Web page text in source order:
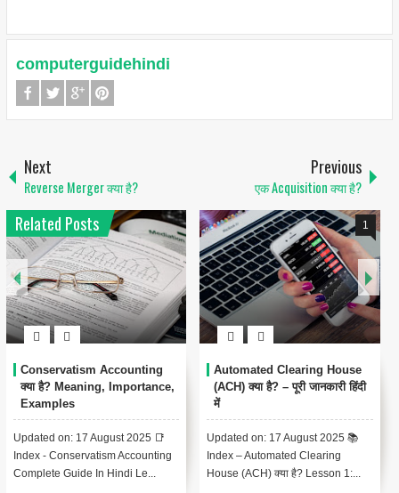
computerguidehindi
Next
Reverse Merger क्या है?
Previous
एक Acquisition क्या है?
Related Posts
Conservatism Accounting
क्या है? Meaning, Importance,
Examples
Updated on: 17 August 2025 📑
Index - Conservatism Accounting
Complete Guide In Hindi Le...
1
Automated Clearing House
(ACH) क्या है? – पूरी जानकारी हिंदी
में
Updated on: 17 August 2025 📚
Index – Automated Clearing
House (ACH) क्या है? Lesson 1:...